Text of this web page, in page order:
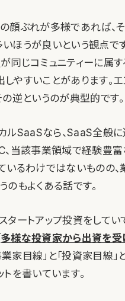
顔ぶれが多様であれば
ほうが良いという観点で
同じコミュニティーに属
やすいことがあります。
逆というのが典型的です。
ルSaaSなら、SaaS全般
、当該事業領域で経験豊
いるわけではないものの
のもよくある話です。
ートアップ投資をして
多様な投資家から出資を受
家目線」と「投資家目線
を書いています。